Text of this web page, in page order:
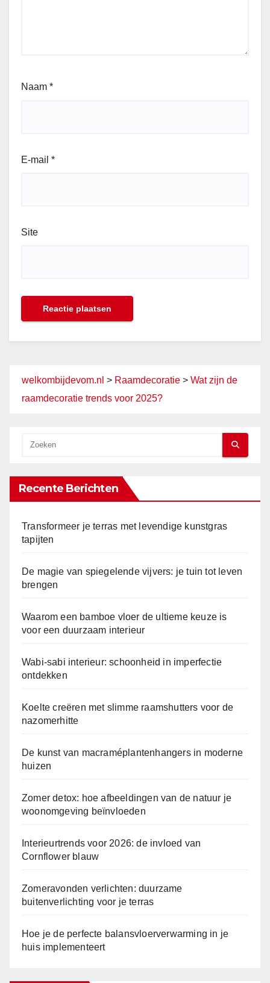
Naam *
E-mail *
Site
welkombijdevom.nl > Raamdecoratie > Wat zijn de
raamdecoratie trends voor 2025?
Recente Berichten
Transformeer je terras met levendige kunstgras
tapijten
De magie van spiegelende vijvers: je tuin tot leven
brengen
Waarom een bamboe vloer de ultieme keuze is
voor een duurzaam interieur
Wabi-sabi interieur: schoonheid in imperfectie
ontdekken
Koelte creëren met slimme raamshutters voor de
nazomerhitte
De kunst van macraméplantenhangers in moderne
huizen
Zomer detox: hoe afbeeldingen van de natuur je
woonomgeving beïnvloeden
Interieurtrends voor 2026: de invloed van
Cornflower blauw
Zomeravonden verlichten: duurzame
buitenverlichting voor je terras
Hoe je de perfecte balansvloerverwarming in je
huis implementeert